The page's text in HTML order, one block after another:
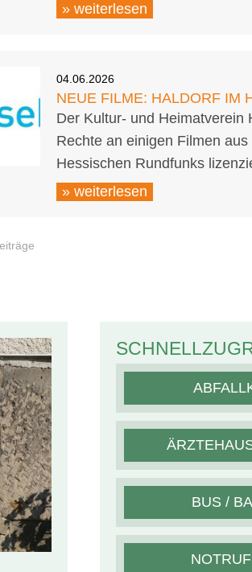
» weiterlesen
04.06.2026
NEUE FILME: HALDORF IM
Der Kultur- und Heimatverein
Rechte an einigen Filmen
Hessischen Rundfunks
» weiterlesen
BUS /